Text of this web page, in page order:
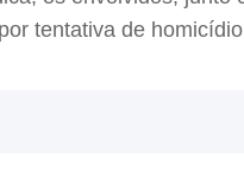
tentativa de